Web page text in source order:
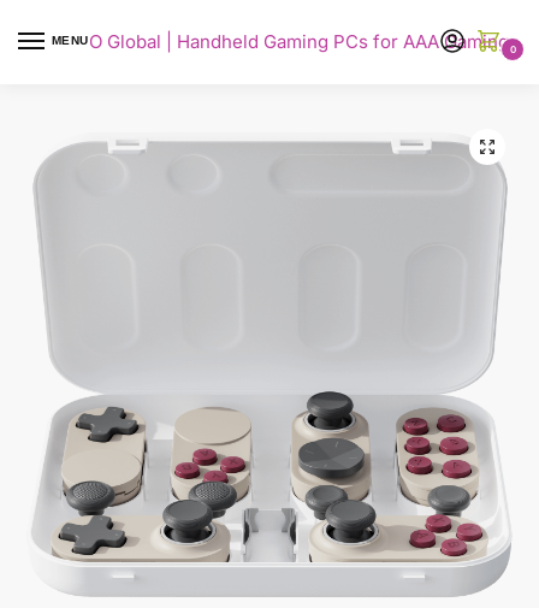
MENU
AYANEO Global | Handheld Gaming PCs for AAA Gaming0